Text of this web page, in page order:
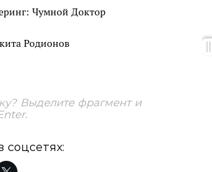
Чумной Доктор
Родионов
Выделите фрагмент и
соцсетях: